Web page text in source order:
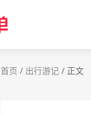
首页 / 出行游记 / 正文